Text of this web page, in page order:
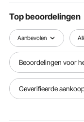
zeer
verwisselbare
gebruik.
【UITGEBREID
ontworpen voor
boeren en
nivellering, enz.
Top beoordelingen
Aanbevolen
Beoordelingen voor
Geverifieerde